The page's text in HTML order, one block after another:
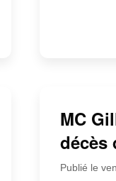
MC
décès
Publié le